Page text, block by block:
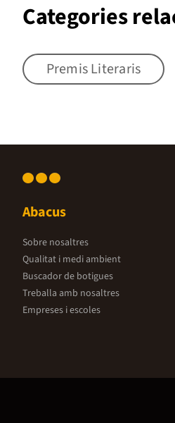
Categories
Premis Literaris
Abacus
Sobre nosaltres
Qualitat i medi ambient
Buscador de botigues
Treballa amb nosaltres
Empreses i escoles